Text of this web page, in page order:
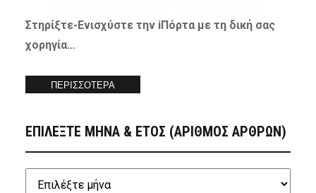
Στηρίξτε-Ενισχύστετην iΠόρτα με τη δική σας
χορηγία…
ΠΕΡΙΣΣΟΤΕΡΑ
ΕΠΙΛΕΞΤΕ ΜΗΝΑ & ΕΤΟΣ (ΑΡΙΘΜΟΣ ΑΡΘΡΩΝ)